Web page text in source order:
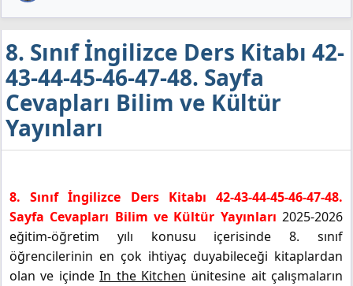
8. Sınıf İngilizce Ders Kitabı 42-
43-44-45-46-47-48. Sayfa
Cevapları Bilim ve Kültür
Yayınları
8. Sınıf İngilizce Ders Kitabı 42-43-44-45-46-47-48.
Sayfa Cevapları Bilim ve Kültür Yayınları 2025-2026
eğitim-öğretim yılı konusu içerisinde 8. sınıf
öğrencilerinin en çok ihtiyaç duyabileceği kitaplardan
olan ve içindeIn the Kitchen ünitesine ait çalışmaların